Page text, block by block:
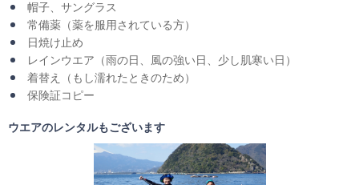
帽子、サングラス
常備薬（薬を服用されている方）
日焼け止め
レインウエア（雨の日、風の強い日、少し肌寒い日）
着替え（もし濡れたときのため）
保険証コピー
ウエアのレンタルもございます